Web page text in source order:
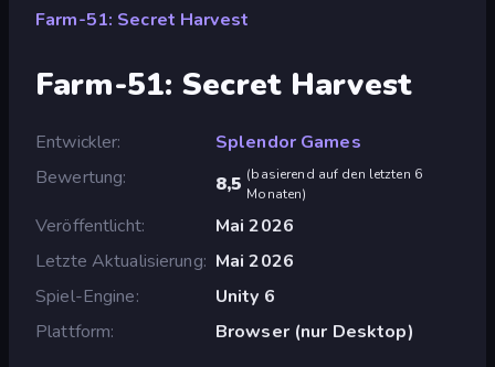
Farm-51: Secret Harvest
Farm-51: Secret Harvest
Entwickler
Splendor Games
Bewertung
8,5 (basierend auf den letzten 6
Monaten)
Veröffentlicht
Mai 2026
Letzte Aktualisierung Mai 2026
Spiel-Engine
Unity 6
Plattform
Browser (nur Desktop)